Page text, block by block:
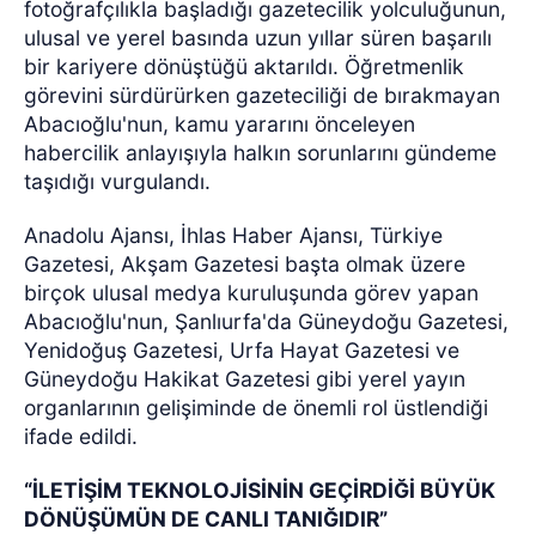
fotoğrafçılıkla başladığı gazetecilik yolculuğunun,
ulusal ve yerel basında uzun yıllar süren başarılı
bir kariyere dönüştüğü aktarıldı. Öğretmenlik
görevini sürdürürken gazeteciliği de bırakmayan
Abacıoğlu'nun, kamu yararını önceleyen
habercilik anlayışıyla halkın sorunlarını gündeme
taşıdığı vurgulandı.
Anadolu Ajansı, İhlas Haber Ajansı, Türkiye
Gazetesi, Akşam Gazetesi başta olmak üzere
birçok ulusal medya kuruluşunda görev yapan
Abacıoğlu'nun, Şanlıurfa'da Güneydoğu Gazetesi,
Yenidoğuş Gazetesi, Urfa Hayat Gazetesi ve
Güneydoğu Hakikat Gazetesi gibi yerel yayın
organlarının gelişiminde de önemli rol üstlendiği
ifade edildi.
“İLETİŞİM TEKNOLOJİSİNİN GEÇİRDİĞİ BÜYÜK
DÖNÜŞÜMÜN DE CANLI TANIĞIDIR”